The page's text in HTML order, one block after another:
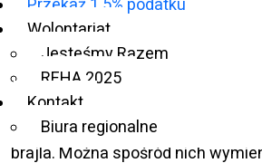
Przekaż 1.5% podatku
Wolontariat
Jesteśmy Razem
REHA 2025
Kontakt
Biura regionalne
wkładał wiele w rozwój
swoje dzieła właśnie za
projektu. Oprócz standardowej
Wydawnictwo wraz z Fundacją
Razem (dawniej Szansa dla
się także tłumaczeniem książek
brajla. Można spośród nich